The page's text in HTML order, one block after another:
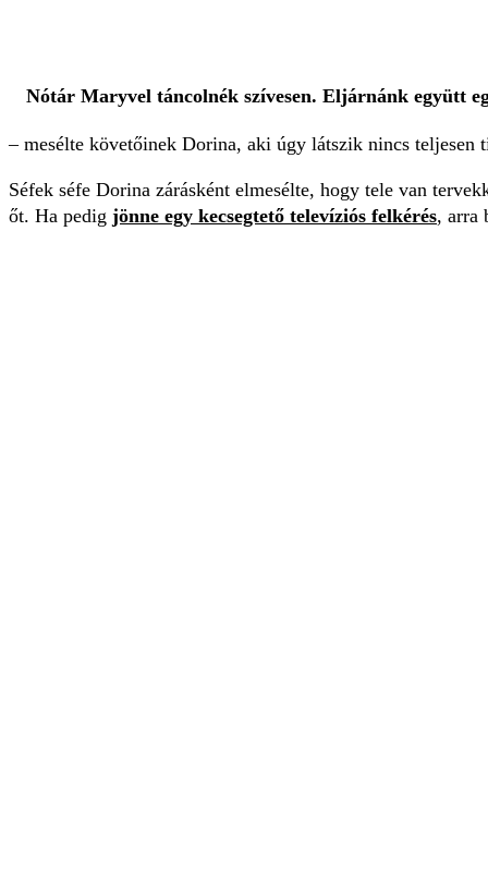
Nótár Maryvel táncolnék szívesen. Eljárnánk együtt
–mesélte követőinek Dorina, aki úgy látszik nincs teljesen
Séfek séfe Dorina zárásként elmesélte, hogy tele van
őt. Ha pedig jönne egy kecsegtető televíziós felkérés, arra